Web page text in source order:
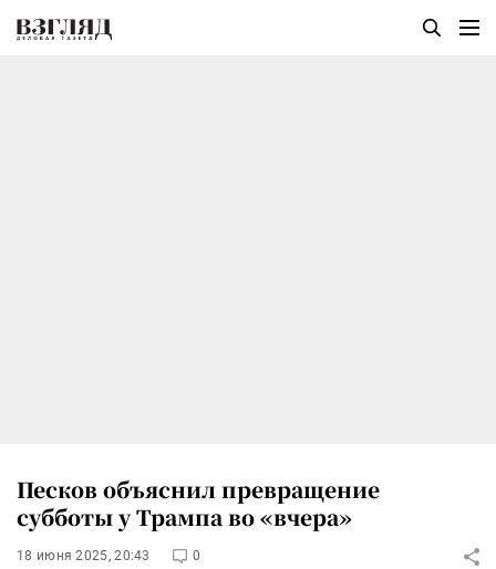
Песков объяснил превращение
субботы у Трампа во «вчера»
18 июня 2025, 20:43 0